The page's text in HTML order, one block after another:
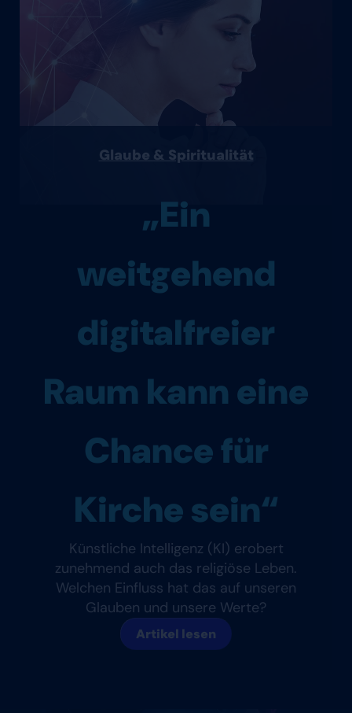
Glaube & Spiritualität
„Ein
weitgehend
digitalfreier
Raum kann eine
Chance für
Kirche sein“
Künstliche Intelligenz (KI) erobert
zunehmend auch das religiöse Leben.
Welchen Einfluss hat das auf unseren
Glauben und unsere Werte?
Artikel lesen